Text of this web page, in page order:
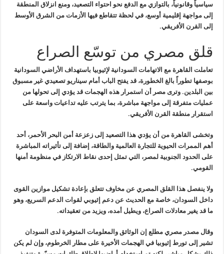
سياسياً وقانونياً، بالتوازي مع الدفع نحو احتواء التصعيد، ومنع انزلاق المنطقة
إلى مواجهة إقليمية أوسع، في لحظة تتقاطع فيها الأزمات من الشرق الأوسط
إلى القرن الأفريقي.
قلق مصري من توسّع الصراع
تعاملت القاهرة مع الاتهامات السودانية لإثيوبيا باستهداف الأراضي السودانية
بوصفها تطوراً بالغ الخطورة، قد يفتح الباب أمام سيناريو تصعيدي غير مسبوق
بين البلدين. وترى مصر أن استمرار هذه الهجمات قد يؤدي إلى تحولها من
عمليات متفرقة إلى مواجهة مباشرة، بما يترتب عليه تداعيات واسعة على
استقرار منطقة القرن الأفريقي.
وتخشى القاهرة من أن يؤدي هذا التصعيد إلى زعزعة أمن البحر الأحمر، أحد
أهم الممرات الحيوية للتجارة العالمية والطاقة، إضافة إلى تأثيراته المباشرة
على الحدود الجنوبية لمصر، التي تمثل إحدى نقاط الارتكاز في منظومة أمنها
القومي.
ولا ينفصل هذا القلق المصري عن مخاوف تتعلق بإعادة تشكيل موازين القوى
داخل السودان، خاصة مع الحديث عن دعم إثيوبي لقوات الدعم السريع، وهو
ما قد يغير معادلات الصراع، ويطيل أمده، ويزيد من تعقيداته.
وقال مصدر مصري مطلع إن الوثائق والمعلومات المتوفرة لدى السودان
تشير
إلى تورط إثيوبيا في الهجمات الأخيرة على مطار الخرطوم، وإن لم يكن